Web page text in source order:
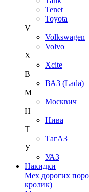
Tenet
Toyota
V
Volkswagen
Volvo
X
Xcite
В
ВАЗ (Lada)
М
Москвич
Н
Нива
Т
ТагАЗ
У
УАЗ
Накидки
Мех дорогих
кролик)